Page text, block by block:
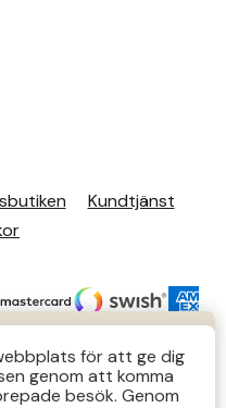
12-14 Lör 12-14
Kundtjänst
för att ge dig
genom att komma
besök. Genom